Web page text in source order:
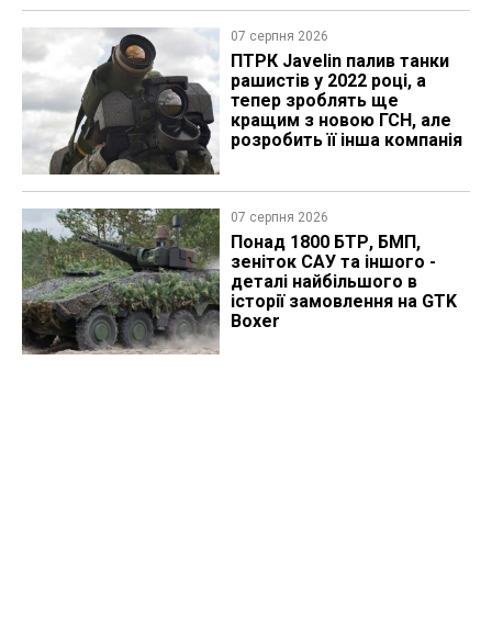
07 серпня 2026
ПТРК Javelin палив танки
рашистів у 2022 році, а
тепер зроблять ще
кращим з новою ГСН, але
розробить її інша компанія
07 серпня 2026
Понад 1800 БТР, БМП,
зеніток САУ та іншого -
деталі найбільшого в
історії замовлення на GTK
Boxer